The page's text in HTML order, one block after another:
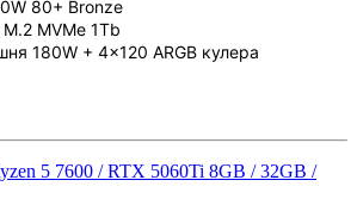
80+ Bronze
M.2 MVMe 1Tb
180W + 4x120 ARGB кулера
5 7600 / RTX 5060Ti 8GB / 32GB /